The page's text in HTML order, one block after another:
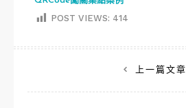
POST VIEWS: 414
章
上一篇文章